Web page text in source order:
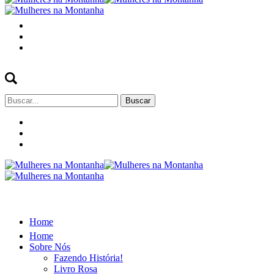
Buscar
por:
Home
Home
Sobre Nós
Fazendo História!
Livro Rosa